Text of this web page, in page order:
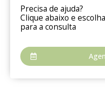
Precisa de ajuda?
Clique abaixo e
para a consulta